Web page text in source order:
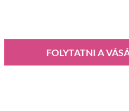
FOLYTATNI A